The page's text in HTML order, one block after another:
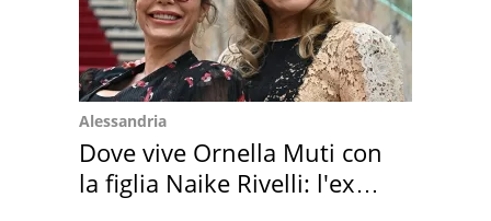
Alessandria
Dove vive Ornella Muti con
la figlia Naike Rivelli: l'ex